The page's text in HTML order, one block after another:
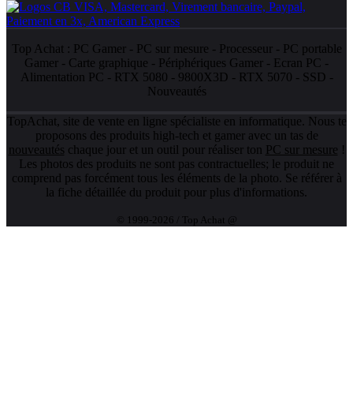
Top Achat : PC Gamer- PC sur mesure - Processeur- PC portable
Gamer - Carte graphique - Périphériques Gamer - Ecran PC -
Alimentation PC - RTX 5080 - 9800X3D - RTX 5070 - SSD -
Nouveautés
TopAchat, site de vente en ligne spécialiste en informatique. Nous te
proposons des produits high-tech et gamer avec un tas de
nouveautés chaque jour et un outil pour réaliser ton PC sur mesure !
Les photos des produits ne sont pas contractuelles; le produit ne
comprend pas forcément tous les éléments de la photo. Se référer à
la fiche détaillée du produit pour plus d'informations.
© 1999-2026 / Top Achat @